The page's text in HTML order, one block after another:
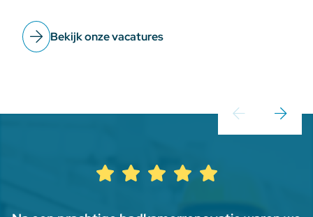
Bekijk onze vacatures